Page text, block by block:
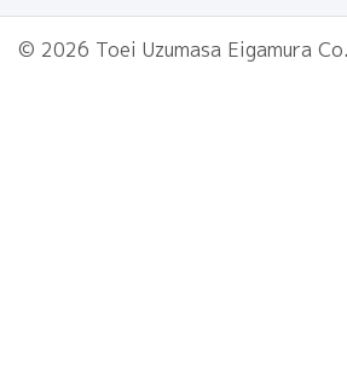
© 2026 Toei Uzumasa Eigamura